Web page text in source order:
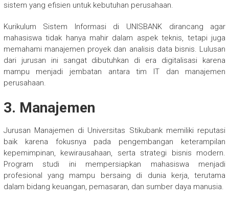
sistem yang efisien untuk kebutuhan perusahaan.
Kurikulum Sistem Informasi di UNISBANK dirancang agar
mahasiswa tidak hanya mahir dalam aspek teknis, tetapi juga
memahami manajemen proyek dan analisis data bisnis. Lulusan
dari jurusan ini sangat dibutuhkan di era digitalisasi karena
mampu menjadi jembatan antara tim IT dan manajemen
perusahaan.
3. Manajemen
Jurusan Manajemen di Universitas Stikubank memiliki reputasi
baik karena fokusnya pada pengembangan keterampilan
kepemimpinan, kewirausahaan, serta strategi bisnis modern.
Program studi ini mempersiapkan mahasiswa menjadi
profesional yang mampu bersaing di dunia kerja, terutama
dalam bidang keuangan, pemasaran, dan sumber daya manusia.